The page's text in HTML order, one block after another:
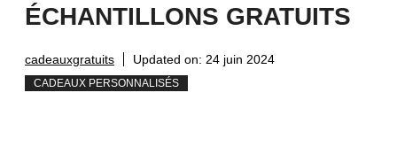
ÉCHANTILLONS GRATUITS
cadeauxgratuits Updated on: 24 juin 2024
CADEAUX PERSONNALISÉS